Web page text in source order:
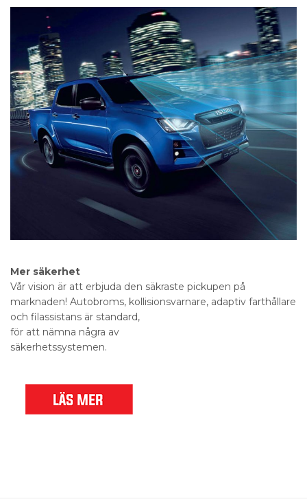
Mer säkerhet
Vår vision är att erbjuda den säkraste pickupen på
marknaden! Autobroms, kollisionsvarnare, adaptiv farthållare
och filassistans är standard,
för att nämna några av
säkerhetssystemen.